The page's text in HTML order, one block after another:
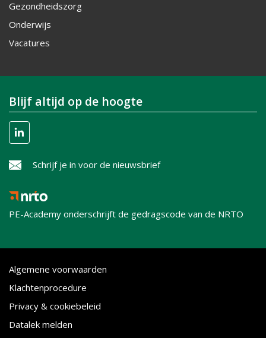
Gezondheidszorg
Onderwijs
Vacatures
Blijf altijd op de hoogte
Schrijf je in voor de nieuwsbrief
PE-Academy onderschrijft de gedragscode van de NRTO
Algemene voorwaarden
Klachtenprocedure
Privacy & cookiebeleid
Datalek melden